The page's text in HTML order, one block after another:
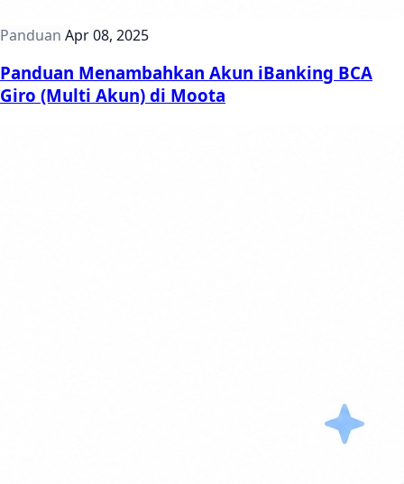
Panduan Apr 08, 2025
Panduan Menambahkan Akun iBanking BCA
Giro (Multi Akun) di Moota